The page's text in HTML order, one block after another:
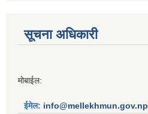
सूचना अधिकारी
मोबाईल:
ईमेल: info@mellekhmun.gov.np